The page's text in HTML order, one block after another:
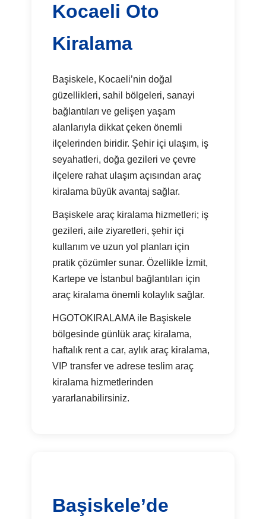
Kocaeli Oto
Kiralama
Başiskele, Kocaeli’nin doğal
güzellikleri, sahil bölgeleri, sanayi
bağlantıları ve gelişen yaşam
alanlarıyla dikkat çeken önemli
ilçelerinden biridir. Şehir içi ulaşım, iş
seyahatleri, doğa gezileri ve çevre
ilçelere rahat ulaşım açısından araç
kiralama büyük avantaj sağlar.
Başiskele araç kiralama hizmetleri; iş
gezileri, aile ziyaretleri, şehir içi
kullanım ve uzun yol planları için
pratik çözümler sunar. Özellikle İzmit,
Kartepe ve İstanbul bağlantıları için
araç kiralama önemli kolaylık sağlar.
HGOTOKIRALAMA ile Başiskele
bölgesinde günlük araç kiralama,
haftalık rent a car, aylık araç kiralama,
VIP transfer ve adrese teslim araç
kiralama hizmetlerinden
yararlanabilirsiniz.
Başiskele’de